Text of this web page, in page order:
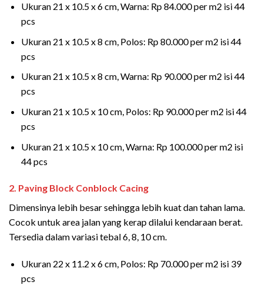
Ukuran 21 x 10.5 x 6 cm, Warna: Rp 84.000 per m2 isi 44
pcs
Ukuran 21 x 10.5 x 8 cm, Polos: Rp 80.000 per m2 isi 44
pcs
Ukuran 21 x 10.5 x 8 cm, Warna: Rp 90.000 per m2 isi 44
pcs
Ukuran 21 x 10.5 x 10 cm, Polos: Rp 90.000 per m2 isi 44
pcs
Ukuran 21 x 10.5 x 10 cm, Warna: Rp 100.000 per m2 isi
44 pcs
2. Paving Block Conblock Cacing
Dimensinya lebih besar sehingga lebih kuat dan tahan lama.
Cocok untuk area jalan yang kerap dilalui kendaraan berat.
Tersedia dalam variasi tebal 6, 8, 10 cm.
Ukuran 22 x 11.2 x 6 cm, Polos: Rp 70.000 per m2 isi 39
pcs